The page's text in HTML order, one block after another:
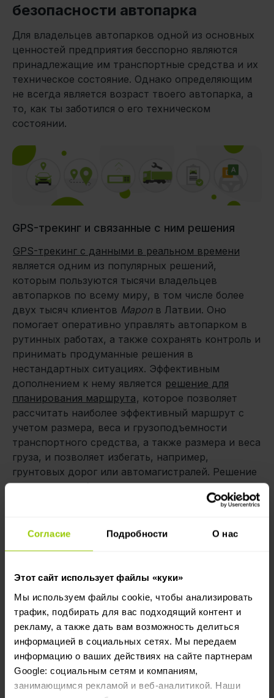
Согласие Подробности О нас
Этот сайт использует файлы «куки»
Мы используем файлы cookie, чтобы анализировать
трафик, подбирать для вас подходящий контент и
рекламу, а также дать вам возможность делиться
информацией в социальных сетях. Мы передаем
информацию о ваших действиях на сайте партнерам
Google: социальным сетям и компаниям,
занимающимся рекламой и веб-аналитикой. Наши
безопасности автопарка
Для владельцев автопарков одной из основных
ценностей предприятия бесспорно являются
принадлежащие им транспортные средства и их
техническое состояние. Однако определяющим
не всегда является возраст твоего автопарка, а
то, как ты заботился о его техническом
состоянии.
GPS-трекинг и связанные с ним решения
GPS-трекинг с данными в реальном времени
является одним из популярных решений,
которым пользуются тысячи владельцев
автопарков по всему миру, в том числе более
двух тысяч клиентов Maponв Латвии. Оно
помогает оперативно управлять автопарком в
рутинных работах, а также сохранять контроль и
принимать продуманные решения в
нестандартных ситуациях. Эффективным
дополнением к нему является решение для
планирования маршрута , которое позволяет
рассчитать наиболее эффективный маршрут с
учетом размера, веса и грузоподъемности
транспортного средства, а также размера и веса
груза, и позволяет избегать, например,
грунтовых дорог или автомагистралей. Решение
позволяет удобнее планировать и умнее
оценивать износ транспортного средства, что в
автопарка еще эффективнее.
Управление автопарком может стать особенно
неприятным, если всежитейские делаи
важнейшую информацию нужно искать в кучах
бумаг. Наш опыт свидетельствует о том, что
оцифровывание процессов заметно облегчает
предприятию обобщение важнейшей
информации и ее содержание. ВMapon
решение для содержания автопарка, которое